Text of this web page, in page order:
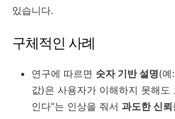
있습니다.
구체적인 사례
연구에 따르면 숫자 기반 설명(예
값)은 사용자가 이해하지 못해도
인다”는 인상을 줘서 과도한 신뢰